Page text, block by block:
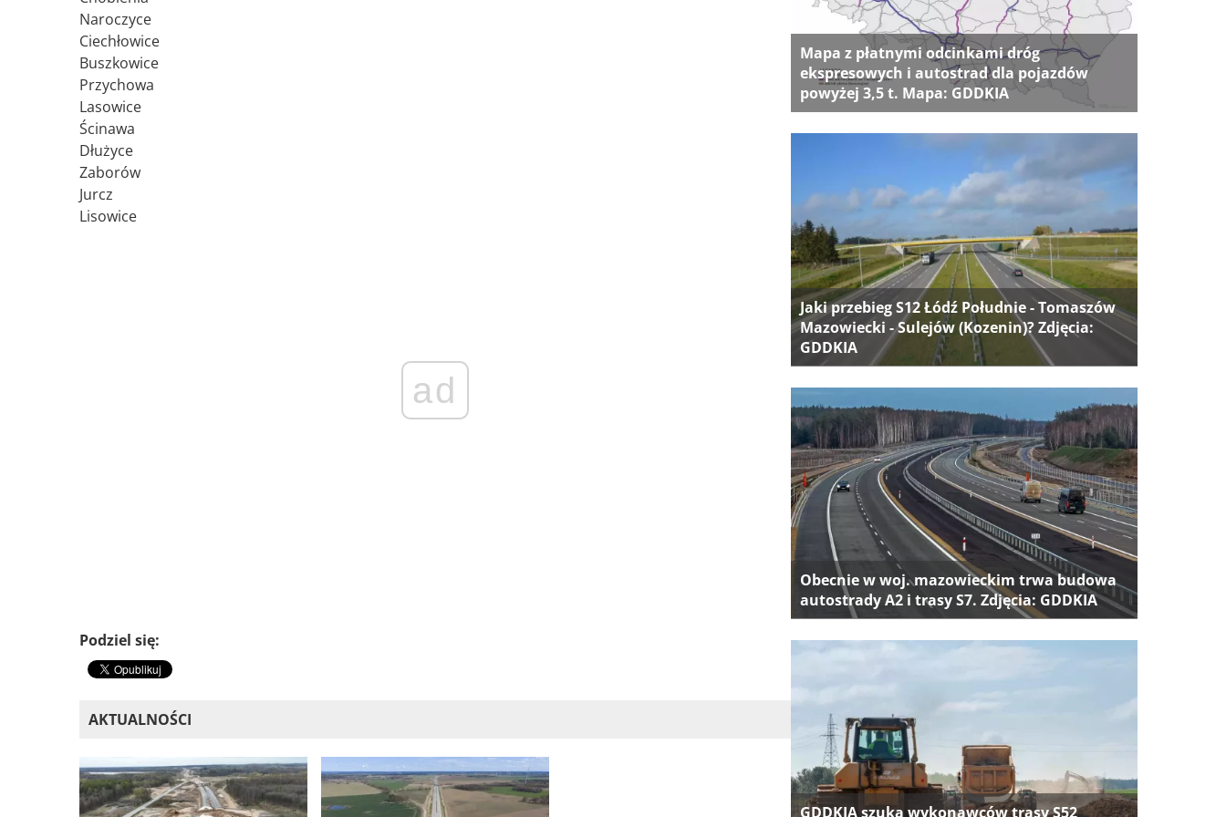
Naroczyce
Ciechłowice
Buszkowice
Przychowa
Lasowice
Ścinawa
Dłużyce
Zaborów
Jurcz
Lisowice
ad
Podziel się:
AKTUALNOŚCI
Mapa z płatnymi odcinkami dróg
ekspresowych i autostrad dla pojazdów
powyżej 3,5 t. Mapa: GDDKIA
Jaki przebieg S12 Łódź Południe - Tomaszów
Mazowiecki - Sulejów (Kozenin)? Zdjęcia:
GDDKIA
Obecnie w woj. mazowieckim trwa budowa
autostrady A2 i trasy S7. Zdjęcia: GDDKIA
GDDKIA szuka wykonawców trasy S52